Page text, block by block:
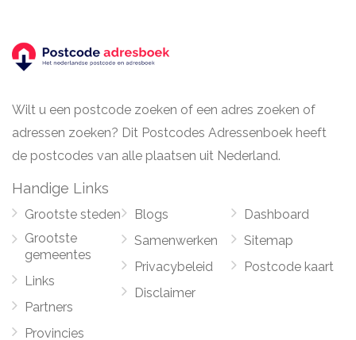
Wilt u een postcode zoeken of een adres zoeken of
adressen zoeken? Dit Postcodes Adressenboek heeft
de postcodes van alle plaatsen uit Nederland.
Handige Links
Grootste steden
Grootste
gemeentes
Links
Partners
Provincies
Blogs
Samenwerken
Privacybeleid
Disclaimer
Dashboard
Sitemap
Postcode kaart